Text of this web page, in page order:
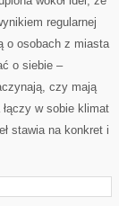
regularnej
o osobach z miasta
o siebie –
czy mają
w sobie klimat
stawia na konkret i